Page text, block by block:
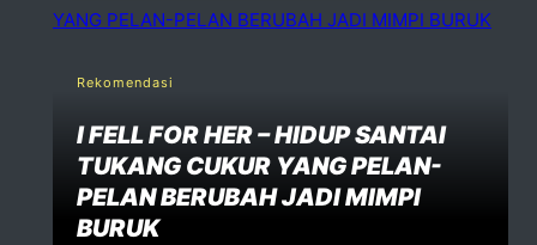
Rekomendasi
I FELL FOR HER – HIDUP SANTAI
TUKANG CUKUR YANG PELAN-
PELAN BERUBAH JADI MIMPI
BURUK